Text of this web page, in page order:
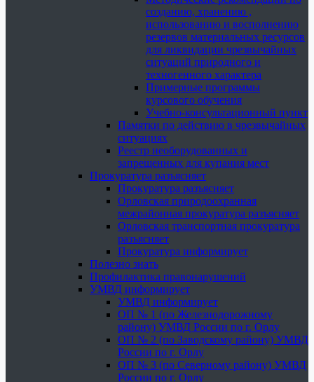
созданию, хранению ,
использованию и восполнению
резервов материальных ресурсов
для ликвидации чрезвычайных
ситуаций природного и
техногенного характера
Примерные программы
курсового обучения
Учебно-консультационный пункт
Памятки по действию в чрезвычайных
ситуациях
Реестр необорудованных и
запрещенных для купания мест
Прокуратура разъясняет
Прокуратура разъясняет
Орловская природоохранная
межрайонная прокуратура разъясняет
Орловская транспортная прокуратура
разъясняет
Прокуратура информирует
Полезно знать
Профилактика правонарушений
УМВД информирует
УМВД информирует
ОП № 1 (по Железнодорожному
району) УМВД России по г. Орлу
ОП № 2 (по Заводскому району) УМВД
России по г. Орлу
ОП № 3 (по Северному району) УМВД
России по г. Орлу